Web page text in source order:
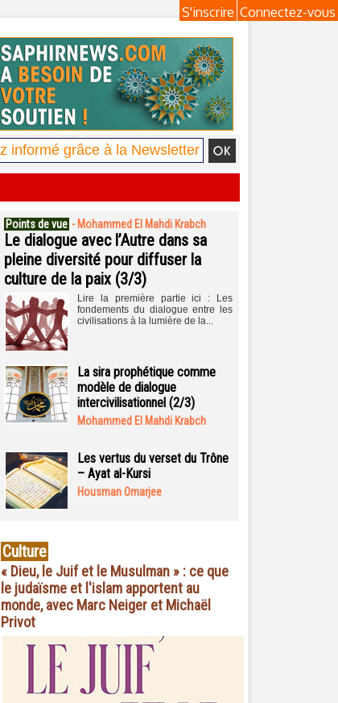
Connectez-vous
S'inscrire
Points de vue - Mohammed El Mahdi Krabch
Le dialogue avec l’Autre dans sa
pleine diversité pour diffuser la
culture de la paix (3/3)
Lire la première partie ici : Les
fondements du dialogue entre les
civilisations à la lumière de la...
La sira prophétique comme
modèle de dialogue
intercivilisationnel (2/3)
Mohammed El Mahdi Krabch
Les vertus du verset du Trône
– Ayat al-Kursi
Housman Omarjee
Culture
« Dieu, le Juif et le Musulman » : ce que
le judaïsme et l'islam apportent au
monde, avec Marc Neiger et Michaël
Privot